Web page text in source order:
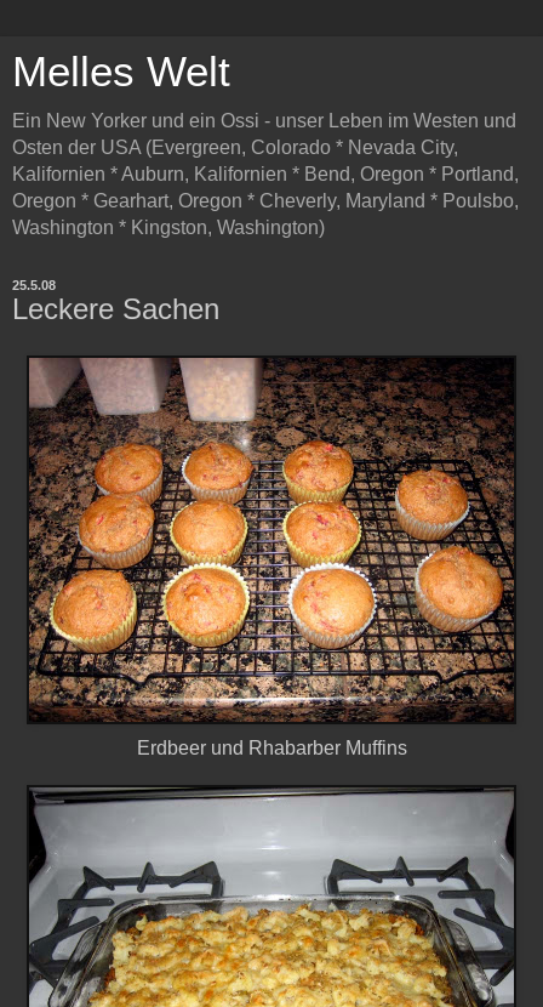
Melles Welt
Ein New Yorker und ein Ossi - unser Leben im Westen und
Osten der USA (Evergreen, Colorado * Nevada City,
Kalifornien * Auburn, Kalifornien * Bend, Oregon * Portland,
Oregon * Gearhart, Oregon * Cheverly, Maryland * Poulsbo,
Washington * Kingston, Washington)
25.5.08
Leckere Sachen
Erdbeer und Rhabarber Muffins